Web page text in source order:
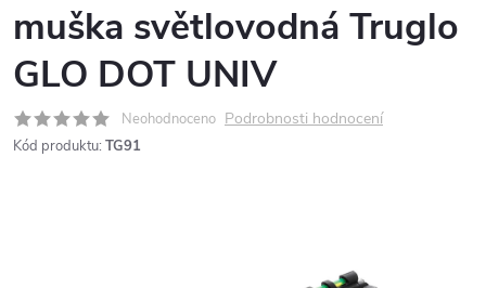
muška světlovodná Truglo
GLO DOT UNIV
Neohodnoceno Podrobnosti hodnocení
Kód produktu: TG91